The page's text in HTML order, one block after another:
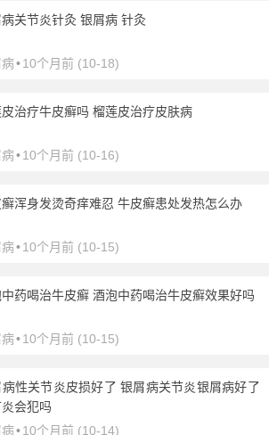
关节炎针灸 银屑病 针灸
•10个月前 (10-18)
治疗牛皮癣吗 榴莲皮治疗皮肤病
•10个月前 (10-16)
浑身发烫奇痒难忍 牛皮癣患处发热怎么办
•10个月前 (10-15)
药喝治牛皮癣 酒泡中药喝治牛皮癣效果好吗
•10个月前 (10-15)
性关节炎皮损好了 银屑病关节炎银屑病好了
会犯吗
•10个月前 (10-14)